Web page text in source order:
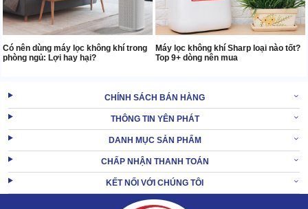
Có nên dùng máy lọc không khí trong
phòng ngủ: Lợi hay hại?
Máy lọc không khí Sharp loại nào tốt?
Top 9+ dòng nên mua
CHÍNH SÁCH BÁN HÀNG
THÔNG TIN YÊN PHÁT
DANH MỤC SẢN PHẨM
CHẤP NHẬN THANH TOÁN
KẾT NỐI VỚI CHÚNG TÔI